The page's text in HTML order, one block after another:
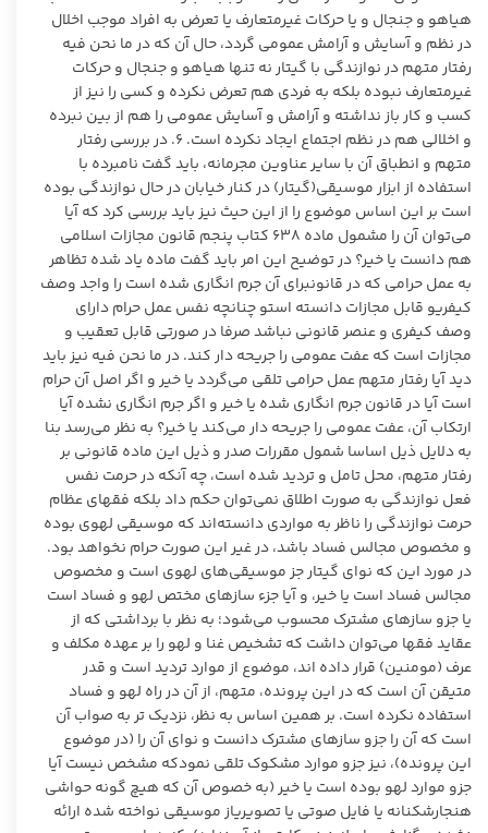
هیاهو و جنجال و یا حرکات غیرمتعارف یا تعرض به افراد موجب اخلال
در نظم و آسایش و آرامش عمومی گردد، حال آن که در ما نحن فیه
رفتار متهم در نوازندگی با گیتار نه تنها هیاهو و جنجال و حرکات
غیرمتعارف نبوده بلکه به فردی هم تعرض نکرده و کسی را نیز از
کسب و کار باز نداشته و آرامش و آسایش عمومی را هم از بین نبرده
و اخلالی هم در نظم اجتماع ایجاد نکرده است. ۶. در بررسی رفتار
متهم و انطباق آن با سایر عناوین مجرمانه، باید گفت نامبرده با
استفاده از ابزار موسیقی(گیتار) در کنار خیابان در حال نوازندگی بوده
است بر این اساس موضوع را از این حیث نیز باید بررسی کرد که آیا
می‌توان آن را مشمول ماده ۶۳۸ کتاب پنجم قانون مجازات اسلامی
هم دانست یا خیر؟ در توضیح این امر باید گفت ماده یاد شده تظاهر
به عمل حرامی که در قانونبرای آن جرم انگاری شده است را واجد وصف
کیفریو قابل مجازات دانسته استو چنانچه نفس عمل حرام دارای
وصف کیفری و عنصر قانونی نباشد صرفا در صورتی قابل تعقیب و
مجازات است که عفت عمومی را جریحه دار کند. در ما نحن فیه نیز باید
دید آیا رفتار متهم عمل حرامی تلقی می‌گردد یا خیر و اگر اصل آن حرام
است آیا در قانون جرم انگاری شده یا خیر و اگر جرم انگاری نشده آیا
ارتکاب آن، عفت عمومی را جریحه دار می‌کند یا خیر؟ به نظر می‌رسد بنا
به دلایل ذیل اساسا شمول مقررات صدر و ذیل این ماده قانونی بر
رفتار متهم، محل تامل و تردید شده است، چه آنکه در حرمت نفس
فعل نوازندگی به صورت اطلاق نمی‌توان حکم داد بلکه فقهای عظام
حرمت نوازندگی را ناظر به مواردی دانسته‌اند که موسیقی لهوی بوده
و مخصوص مجالس فساد باشد، در غیر این صورت حرام نخواهد بود.
در مورد این که نوای گیتار جز موسیقی‌های لهوی است و مخصوص
مجالس فساد است یا خیر، و آیا جزء سازهای مختص لهو و فساد است
یا جزو سازهای مشترک محسوب می‌شود؛ به نظر با برداشتی که از
عقاید فقها می‌توان داشت که تشخیص غنا و لهو را بر عهده مکلف و
عرف (مومنین) قرار داده اند، موضوع از موارد تردید است و قدر
متیقن آن است که در این پرونده، متهم، از آن در راه لهو و فساد
استفاده نکرده است. بر همین اساس به نظر، نزدیک تر به صواب آن
است که آن را جزو سازهای مشترک دانست و نوای آن را (در موضوع
این پرونده)، نیز جزو موارد مشکوک تلقی نمودکه مشخص نیست آیا
جزو موارد لهو بوده است یا خیر (به خصوص آن که هیچ گونه حواشی
هنجارشکنانه یا فایل صوتی یا تصویریاز موسیقی نواخته شده ارائه